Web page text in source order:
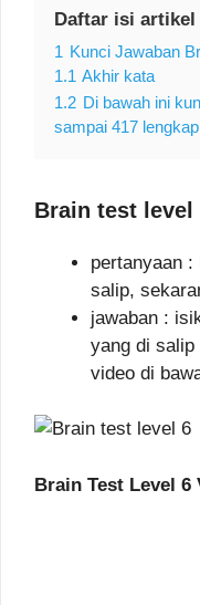
Daftar isi artikel
1 Kunci Jawaban
1.1 Akhir kata
1.2 Di bawah ini
sampai 417
Brain test
pertanyaan
salip,
jawaban :
yang di salip
video di
Brain Test Level 6